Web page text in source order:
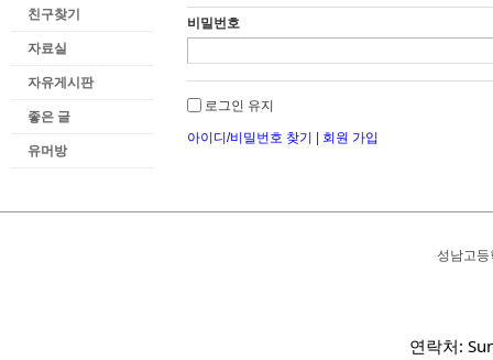
친구찾기
자료실
자유게시판
좋은 글
유머방
비밀번호
로그인 유지
아이디/비밀번호 찾기 회원 가입
성남고등
연락처: